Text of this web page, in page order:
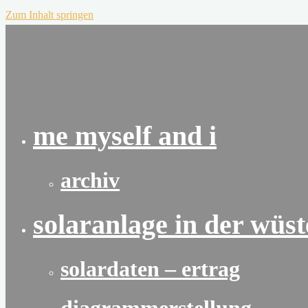
Zum Inhalt springen
me myself and i
archiv
solaranlage in der
solardaten – ertrag